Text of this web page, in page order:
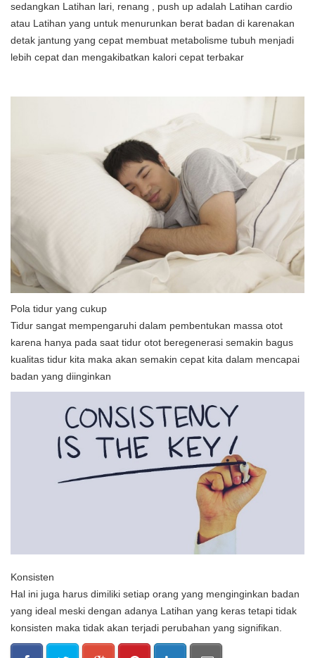
sedangkan Latihan lari, renang , push up adalah Latihan cardio
atau Latihan yang untuk menurunkan berat badan di karenakan
detak jantung yang cepat membuat metabolisme tubuh menjadi
lebih cepat dan mengakibatkan kalori cepat terbakar
Pola tidur yang cukup
Tidur sangat mempengaruhi dalam pembentukan massa otot
karena hanya pada saat tidur otot beregenerasi semakin bagus
kualitas tidur kita maka akan semakin cepat kita dalam mencapai
badan yang diinginkan
Konsisten
Hal ini juga harus dimiliki setiap orang yang menginginkan badan
yang ideal meski dengan adanya Latihan yang keras tetapi tidak
konsisten maka tidak akan terjadi perubahan yang signifikan.